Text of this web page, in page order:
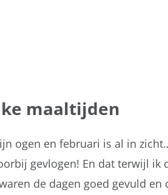
maaltijden
ogen en februari is al in
gevlogen! En dat terwijl ik
de dagen goed gevuld en